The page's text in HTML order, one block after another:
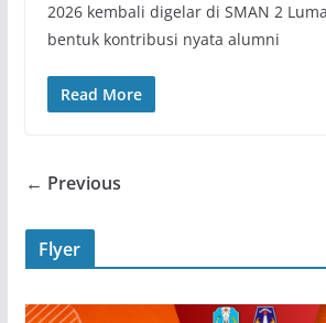
2026 kembali digelar di SMAN 2
bentuk kontribusi nyata alumni
Read More
← Previous
Flyer